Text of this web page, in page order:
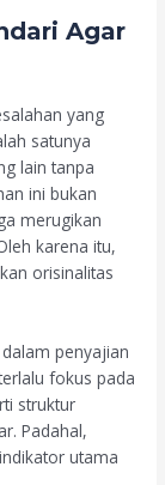
Agar
yang
satunya
lain tanpa
ini bukan
merugikan
karena itu,
orisinalitas
penyajian
fokus pada
struktur
Padahal,
utama